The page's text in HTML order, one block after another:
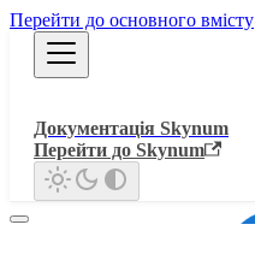
Перейти до основного вмісту
Документація Skynum
Перейти до Skynum